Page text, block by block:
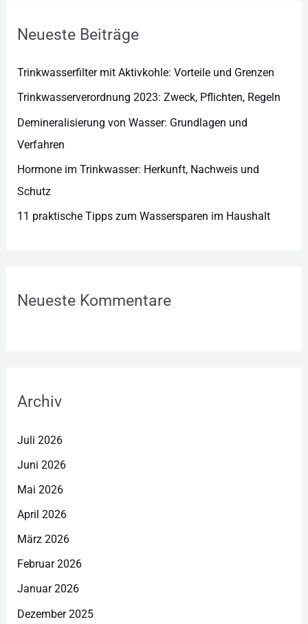
Neueste Beiträge
Trinkwasserfilter mit Aktivkohle: Vorteile und Grenzen
Trinkwasserverordnung 2023: Zweck, Pflichten, Regeln
Demineralisierung von Wasser: Grundlagen und
Verfahren
Hormone im Trinkwasser: Herkunft, Nachweis und
Schutz
11 praktische Tipps zum Wassersparen im Haushalt
Neueste Kommentare
Archiv
Juli 2026
Juni 2026
Mai 2026
April 2026
März 2026
Februar 2026
Januar 2026
Dezember 2025
r
e
n